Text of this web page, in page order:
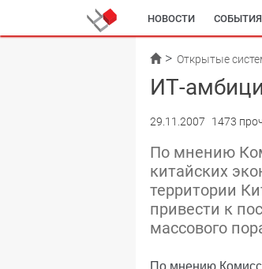
НОВОСТИ СОБЫТИЯ
Открытые
ИТ-
29.11.2007 1473
По мнению
китайских
территории
привести к
массового